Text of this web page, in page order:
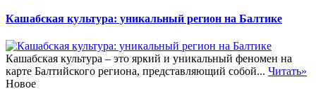
Кашабская культура: уникальный регион на Балтике
Кашабская культура – это яркий и уникальный феномен на
карте Балтийского региона, представляющий собой... Читать»
Новое